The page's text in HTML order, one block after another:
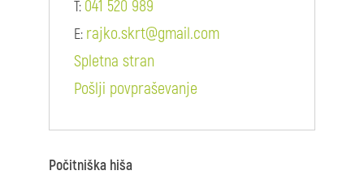
T: 041 520 989
E: rajko.skrt@gmail.com
Spletna stran
Pošlji povpraševanje
Počitniška hiša